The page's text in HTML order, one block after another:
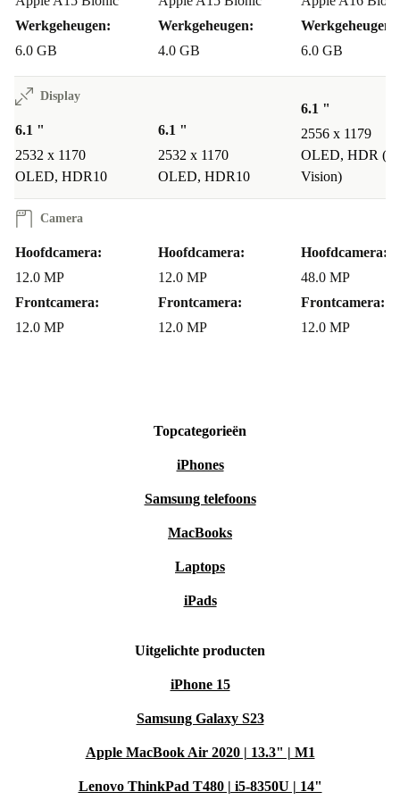
Werkgeheugen:
6.0 GB
Werkgeheugen:
4.0 GB
Werkgeheugen:
6.0 GB
Display
6.1 "
2532 x 1170
OLED, HDR10
6.1 "
2532 x 1170
OLED, HDR10
6.1 "
2556 x 1179
OLED, HDR
Vision)
Camera
Hoofdcamera:
12.0 MP
Frontcamera:
12.0 MP
Hoofdcamera:
12.0 MP
Frontcamera:
12.0 MP
Hoofdcamera:
48.0 MP
Frontcamera:
12.0 MP
Topcategorieën
iPhones
Samsung telefoons
MacBooks
Laptops
iPads
Uitgelichte producten
iPhone 15
Samsung Galaxy S23
Apple MacBook Air 2020 | 13.3" | M1
Lenovo ThinkPad T480 | i5-8350U | 14"